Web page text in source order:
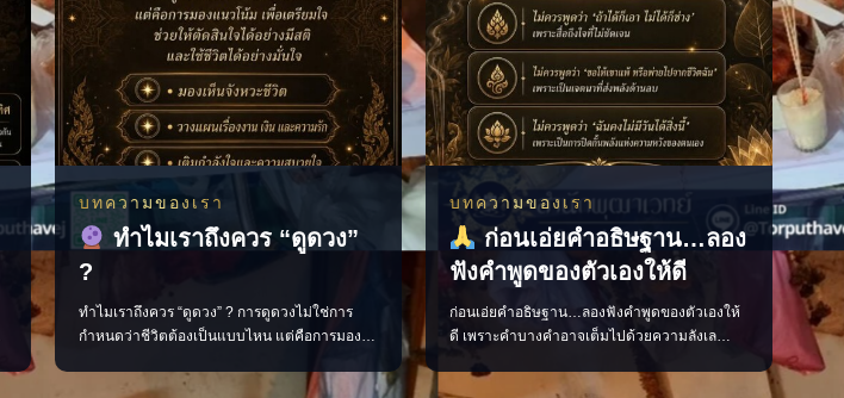
บทความของเรา
ทำไมเราถึงควร “ดูดวง”
?
ทำไมเราถึงควร “ดูดวง” ? การดูดวงไม่ใช่การ
กำหนดว่าชีวิตต้องเป็นแบบไหน แต่คือการมอง
และตัดสินใจได้อย่างมีสติมากขึ้น มองเห็นจังหวะ
บทความของเรา
ก่อนเอ่ยคำอธิษฐาน…ลอง
ฟังคำพูดของตัวเองให้ดี
ก่อนเอ่ยคำอธิษฐาน…ลองฟังคำพูดของตัวเองให้
ดี เพราะคำบางคำอาจเต็มไปด้วยความลังเล
ตัว ควรอธิษฐานด้วยถ้อยคำที่ชัดเจน สุภาพ และ